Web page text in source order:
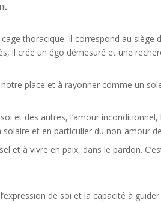
thoracique. Il correspond au siège
il crée un égo démesuré et une
place et à rayonner comme un
et des autres, l’amour inconditionnel,
et en particulier du non-amour
et à vivre en paix, dans le pardon.
de soi et la capacité à